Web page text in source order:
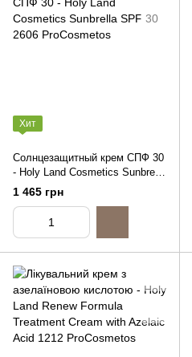
Хит
Солнцезащитный крем СПФ 30
- Holy Land Cosmetics Sunbrella
SPF 30, 50ml
1 465 грн